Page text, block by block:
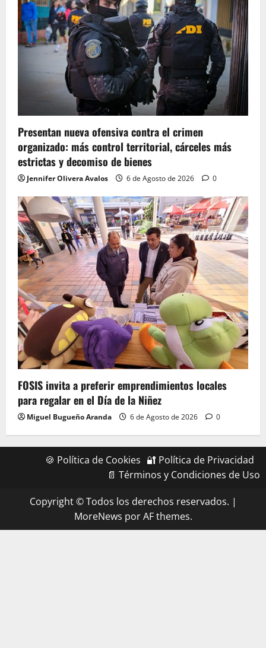
Presentan nueva ofensiva contra el crimen
organizado: más control territorial, cárceles más
estrictas y decomiso de bienes
Jennifer Olivera Avalos 6 de Agosto de 2026 0
FOSIS invita a preferir emprendimientos locales
para regalar en el Día de la Niñez
Miguel Bugueño Aranda 6 de Agosto de 2026 0
🍪 Política de Cookies 🔐 Política de Privacidad
📄 Términos y Condiciones de Uso
Copyright © Todos los derechos reservados. |
MoreNews por AF themes.